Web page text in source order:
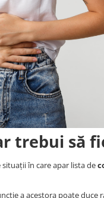
trebui să
în care apar lista de
a acestora poate duce